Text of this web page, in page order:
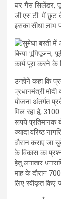
घर गैस सिलेंडर,
जी.एस.टी. में छुट
इसका सीधा लाभ
उन्होने कहा कि
प्रधानमंत्री
योजना अंतर्गत
मिल रहा है,
रूपये प्रतिमानक
ज्यादा वरिष्ठ
दौरान कराए जा
के विकास का प्रश्न
हेतु लगातार
माह के दौरान
लिए स्वीकृत किए